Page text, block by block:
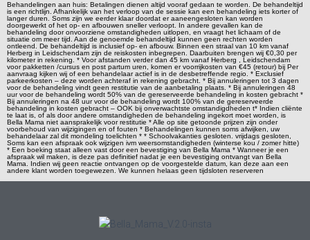
Behandelingen aan huis: Betalingen dienen altijd vooraf gedaan te worden. De behandeltijd
is een richtlijn. Afhankelijk van het verloop van de sessie kan een behandeling iets korter of
langer duren. Soms zijn we eerder klaar doordat er aaneengesloten kan worden
doorgewerkt of het op- en afbouwen sneller verloopt. In andere gevallen kan de
behandeling door onvoorziene omstandigheden uitlopen, en vraagt het lichaam of de
situatie om meer tijd. Aan de genoemde behandeltijd kunnen geen rechten worden
ontleend. De behandeltijd is inclusief op- en afbouw. Binnen een straal van 10 km vanaf
Herberg in Leidschendam zijn de reiskosten inbegrepen. Daarbuiten brengen wij €0,30 per
kilometer in rekening. * Voor afstanden verder dan 45 km vanaf Herberg , Leidschendam
voor pakketten /cursus en post partum uren, komen er voorrijkosten van €45 (retour) bij Per
aanvraag kijken wij of een behandelaar actief is in de desbetreffende regio. * Exclusief
parkeerkosten – deze worden achteraf in rekening gebracht. * Bij annuleringen tot 3 dagen
voor de behandeling vindt geen restitutie van de aanbetaling plaats. * Bij annuleringen 48
uur voor de behandeling wordt 50% van de gereserveerde behandeling in kosten gebracht *
Bij annuleringen na 48 uur voor de behandeling wordt 100% van de gereserveerde
behandeling in kosten gebracht – OOK bij onverwachtste omstandigdheden t* Indien cliënte
te laat is, of als door andere omstandigheden de behandeling ingekort moet worden, is
Bella Mama niet aansprakelijk voor restitutie * Alle op site getoonde prijzen zijn onder
voorbehoud van wijzigingen en of fouten * Behandelingen kunnen soms afwijken, uw
behandelaar zal dit mondeling toelichten * * Schoolvakanties gesloten. vrijdags gesloten,
Soms kan een afspraak ook wijzigen ivm weersomstandigheden (winterse kou / zomer hitte)
* Een boeking staat alleen vast door een bevestiging van Bella Mama * Wanneer je een
afspraak wil maken, is deze pas definitief nadat je een bevestiging ontvangt van Bella
Mama. Indien wij geen reactie ontvangen op de voorgestelde datum, kan deze aan een
andere klant worden toegewezen. We kunnen helaas geen tijdsloten reserveren